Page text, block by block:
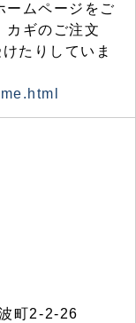
ームページをご
カギのご注文
たりしていま
町2-2-26